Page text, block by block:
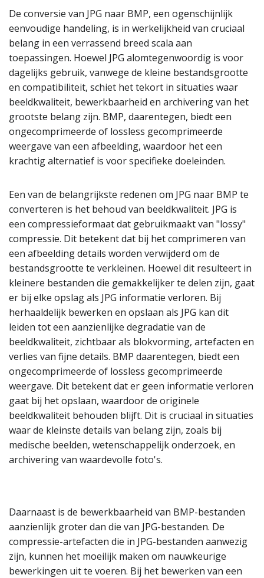
De conversie van JPG naar BMP, een ogenschijnlijk
eenvoudige handeling, is in werkelijkheid van cruciaal
belang in een verrassend breed scala aan
toepassingen. Hoewel JPG alomtegenwoordig is voor
dagelijks gebruik, vanwege de kleine bestandsgrootte
en compatibiliteit, schiet het tekort in situaties waar
beeldkwaliteit, bewerkbaarheid en archivering van het
grootste belang zijn. BMP, daarentegen, biedt een
ongecomprimeerde of lossless gecomprimeerde
weergave van een afbeelding, waardoor het een
krachtig alternatief is voor specifieke doeleinden.
Een van de belangrijkste redenen om JPG naar BMP te
converteren is het behoud van beeldkwaliteit. JPG is
een compressieformaat dat gebruikmaakt van "lossy"
compressie. Dit betekent dat bij het comprimeren van
een afbeelding details worden verwijderd om de
bestandsgrootte te verkleinen. Hoewel dit resulteert in
kleinere bestanden die gemakkelijker te delen zijn, gaat
er bij elke opslag als JPG informatie verloren. Bij
herhaaldelijk bewerken en opslaan als JPG kan dit
leiden tot een aanzienlijke degradatie van de
beeldkwaliteit, zichtbaar als blokvorming, artefacten en
verlies van fijne details. BMP daarentegen, biedt een
ongecomprimeerde of lossless gecomprimeerde
weergave. Dit betekent dat er geen informatie verloren
gaat bij het opslaan, waardoor de originele
beeldkwaliteit behouden blijft. Dit is cruciaal in situaties
waar de kleinste details van belang zijn, zoals bij
medische beelden, wetenschappelijk onderzoek, en
archivering van waardevolle foto's.
Daarnaast is de bewerkbaarheid van BMP-bestanden
aanzienlijk groter dan die van JPG-bestanden. De
compressie-artefacten die in JPG-bestanden aanwezig
zijn, kunnen het moeilijk maken om nauwkeurige
bewerkingen uit te voeren. Bij het bewerken van een